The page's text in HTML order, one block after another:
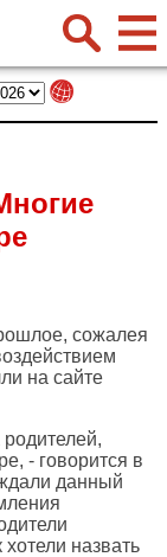
сожалея
на сайте
- говорится в
данный
назвать